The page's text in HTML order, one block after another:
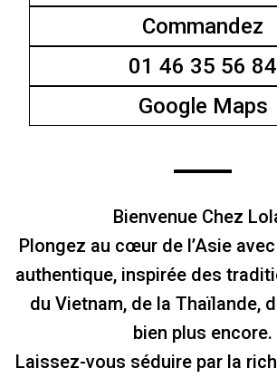
Commandez
01 46 35 56 84
Google Maps
Bienvenue Chez
Plongez au cœur de l’Asie
authentique, inspirée des
du Vietnam, de la Thaïlande,
bien plus encore.
Laissez-vous séduire par la